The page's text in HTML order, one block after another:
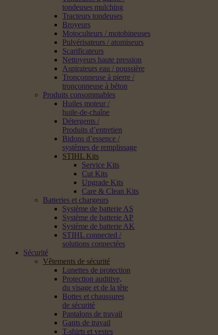
tondeuses mulching
Tracteurs tondeuses
Broyeurs
Motoculteurs / motobineuses
Pulvérisateurs / atomiseurs
Scarificateurs
Nettoyeurs haute pression
Aspirateurs eau / poussière
Tronçonneuse à pierre /
tronçonneuse à béton
Produits consommables
Huiles moteur /
huile-de-chaîne
Détergents /
Produits d’entretien
Bidons d’essence /
systèmes de remplissage
STIHL Kits
Service Kits
Cut Kits
Upgrade Kits
Care & Clean Kits
Batteries et chargeurs
Système de batterie AS
Système de batterie AP
Système de batterie AK
STIHL connected /
solutions connectées
Sécurité
Vêtements de sécurité
Lunettes de protection
Protection auditive,
du visage et de la tête
Bottes et chaussures
de sécurité
Pantalons de travail
Gants de travail
T-shirts et vestes